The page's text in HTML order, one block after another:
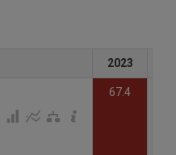
2023
67.4